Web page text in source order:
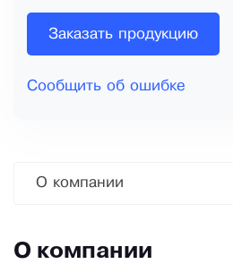
Заказать продукцию
Сообщить об ошибке
О компании
О компании